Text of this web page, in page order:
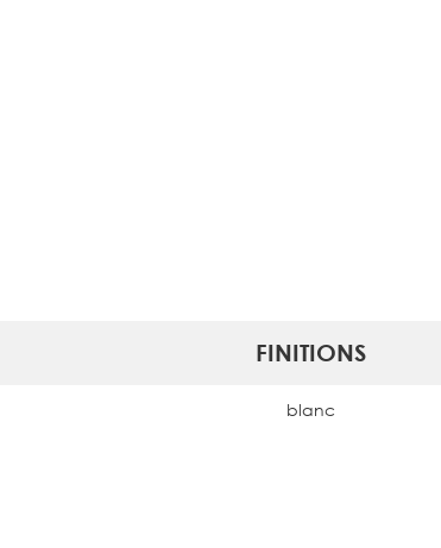
FINITIONS
blanc